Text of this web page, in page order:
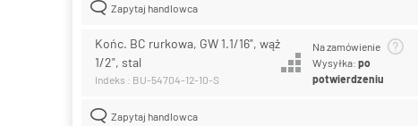
Zapytaj handlowca
Końc. BC rurkowa, GW 1.1/16", wąż
1/2", stal
Indeks : BU-54704-12-10-S
Na zamówienie
Wysyłka:po
potwierdzeniu
Zapytaj handlowca